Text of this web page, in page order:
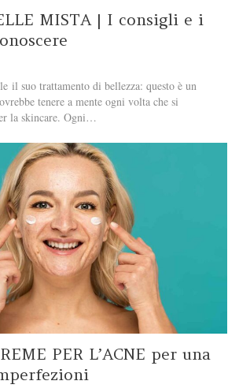
MISTA | I consigli e i
il suo trattamento di bellezza: questo è un
tenere a mente ogni volta che si
la skincare. Ogni…
PER L’ACNE per una